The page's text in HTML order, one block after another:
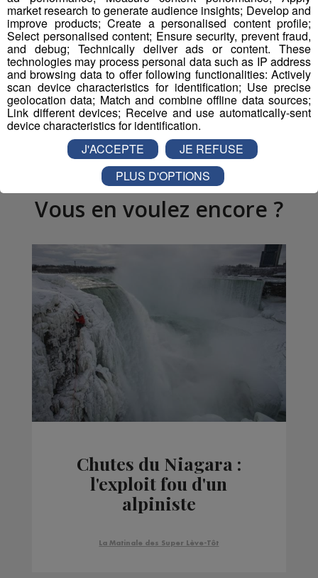
Partager sur Facebook
Partager sur Twitter
Vous en voulez encore ?
Chutes du Niagara :
l'exploit fou d'un
alpiniste
La Matinale des Super Lève-Tôt
market research to generate audience insights; Develop and
improve products; Create a personalised content profile;
Select personalised content; Ensure security, prevent fraud,
and debug; Technically deliver ads or content. These
technologies may process personal data such as IP address
and browsing data to offer following functionalities: Actively
scan device characteristics for identification; Use precise
geolocation data; Match and combine offline data sources;
Link different devices; Receive and use automatically-sent
device characteristics for identification.
J'ACCEPTE
JE REFUSE
PLUS D'OPTIONS